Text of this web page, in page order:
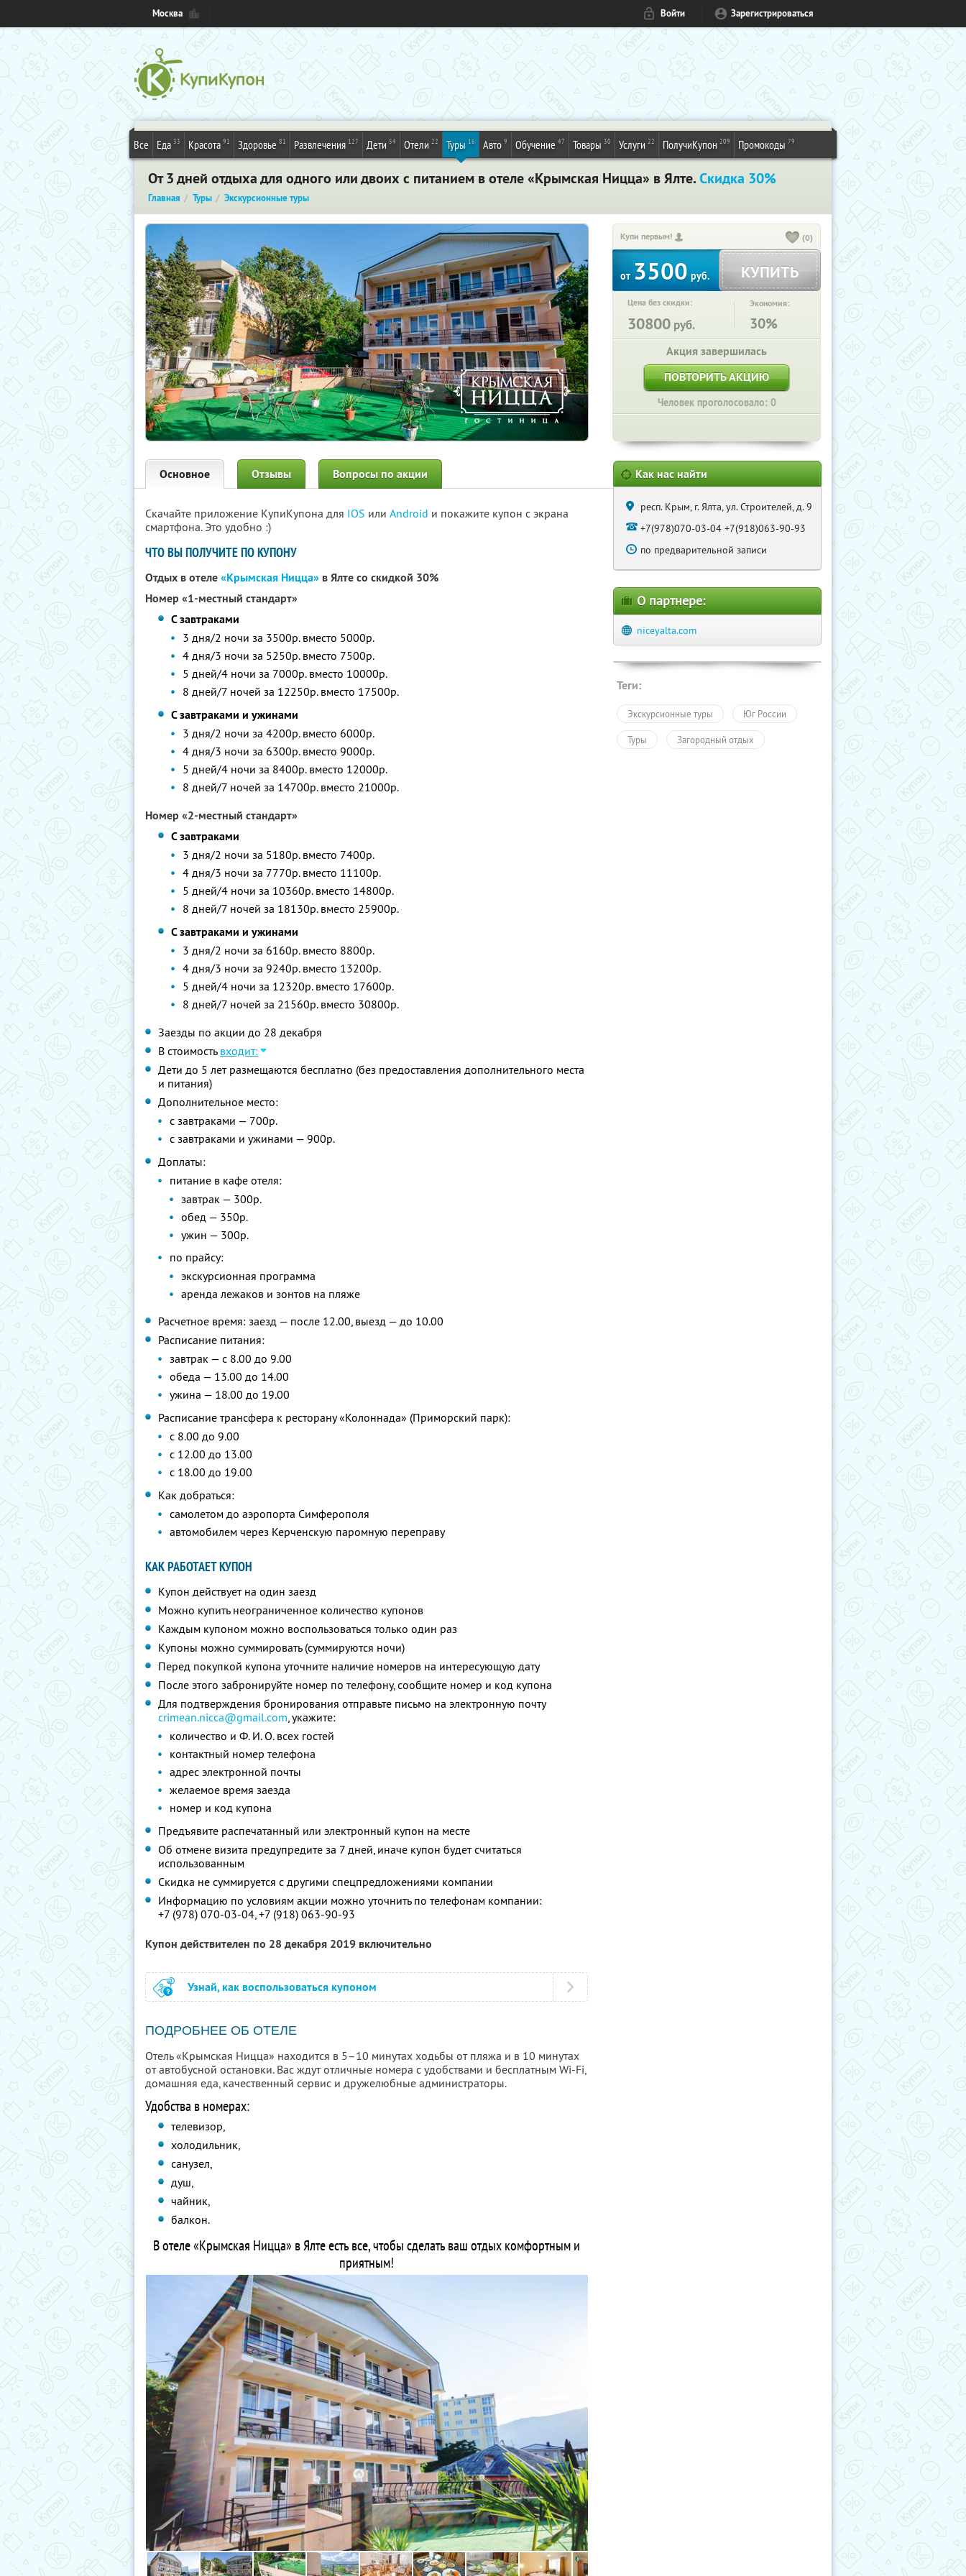
Москва Войти Зарегистрироваться
Все Еда 33 Красота 91 Здоровье 81 Развлечения 127 Дети 54 Отели 22 Туры 16 Авто 9 Обучение 47 Товары 30 Услуги 22 ПолучиКупон 209 Промокоды 79
От 3 дней отдыха для одного или двоих с питанием в отеле «Крымская Ницца» в Ялте.Скидка 30%
Главная Туры Экскурсионные туры
Купи первым! (0)
от 3500 руб. КУПИТЬ
Цена без скидки:
30800 руб.
Экономия:
30%
Акция завершилась
ПОВТОРИТЬ АКЦИЮ
Человек проголосовало: 0
Основное Отзывы Вопросы по акции
Скачайте приложение КупиКупона для IOS или Android и покажите купон с экрана
смартфона. Это удобно :)
ЧТО ВЫ ПОЛУЧИТЕ ПО КУПОНУ
Отдых в отеле«Крымская Ницца» в Ялте со скидкой 30%
Номер «1-местный стандарт»
С завтраками
3 дня/2 ночи за 3500р. вместо 5000р.
4 дня/3 ночи за 5250р. вместо 7500р.
5 дней/4 ночи за 7000р. вместо 10000р.
8 дней/7 ночей за 12250р. вместо 17500р.
С завтраками и ужинами
3 дня/2 ночи за 4200р. вместо 6000р.
4 дня/3 ночи за 6300р. вместо 9000р.
5 дней/4 ночи за 8400р. вместо 12000р.
8 дней/7 ночей за 14700р. вместо 21000р.
Номер «2-местный стандарт»
С завтраками
3 дня/2 ночи за 5180р. вместо 7400р.
4 дня/3 ночи за 7770р. вместо 11100р.
5 дней/4 ночи за 10360р. вместо 14800р.
8 дней/7 ночей за 18130р. вместо 25900р.
С завтраками и ужинами
3 дня/2 ночи за 6160р. вместо 8800р.
4 дня/3 ночи за 9240р. вместо 13200р.
5 дней/4 ночи за 12320р. вместо 17600р.
8 дней/7 ночей за 21560р. вместо 30800р.
Заезды по акции до 28 декабря
В стоимость входит:
Дети до 5 лет размещаются бесплатно (без предоставления дополнительного места
и питания)
Дополнительное место:
с завтраками — 700р.
с завтраками и ужинами — 900р.
Доплаты:
питание в кафе отеля:
завтрак — 300р.
обед — 350р.
ужин — 300р.
по прайсу:
экскурсионная программа
аренда лежаков и зонтов на пляже
Расчетное время: заезд — после 12.00, выезд — до 10.00
Расписание питания:
завтрак — с 8.00 до 9.00
обеда — 13.00 до 14.00
ужина — 18.00 до 19.00
Расписание трансфера к ресторану «Колоннада» (Приморский парк):
с 8.00 до 9.00
с 12.00 до 13.00
с 18.00 до 19.00
Как добраться:
самолетом до аэропорта Симферополя
автомобилем через Керченскую паромную переправу
КАК РАБОТАЕТ КУПОН
Купон действует на один заезд
Можно купить неограниченное количество купонов
Каждым купоном можно воспользоваться только один раз
Купоны можно суммировать (суммируются ночи)
Перед покупкой купона уточните наличие номеров на интересующую дату
После этого забронируйте номер по телефону, сообщите номер и код купона
Для подтверждения бронирования отправьте письмо на электронную почту
crimean.nicca@gmail.com, укажите:
количество и Ф. И. О. всех гостей
контактный номер телефона
адрес электронной почты
желаемое время заезда
номер и код купона
Предъявите распечатанный или электронный купон на месте
Об отмене визита предупредите за 7 дней, иначе купон будет считаться
использованным
Скидка не суммируется с другими спецпредложениями компании
Информацию по условиям акции можно уточнить по телефонам компании:
+7 (978) 070-03-04,+7 (918) 063-90-93
Купон действителен по 28 декабря 2019 включительно
Узнай, как воспользоваться купоном
ПОДРОБНЕЕ ОБ ОТЕЛЕ
Отель «Крымская Ницца» находится в 5–10 минутах ходьбы от пляжа и в 10 минутах
от автобусной остановки. Вас ждут отличные номера с удобствами и бесплатным Wi-Fi,
домашняя еда, качественный сервис и дружелюбные администраторы.
Удобства в номерах:
телевизор,
холодильник,
санузел,
душ,
чайник,
балкон.
В отеле «Крымская Ницца» в Ялте есть все, чтобы сделать ваш отдых комфортным и
приятным!
Как нас найти
респ. Крым, г. Ялта, ул. Строителей, д. 9
+7(978)070-03-04 +7(918)063-90-93
по предварительной записи
О партнере:
niceyalta.com
Теги:
Экскурсионные туры Юг России
Туры Загородный отдых